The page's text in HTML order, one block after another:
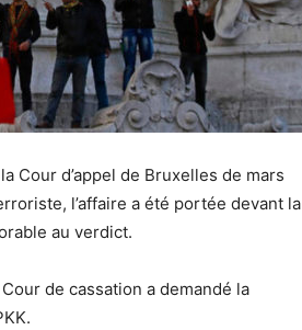
Cour d’appel de Bruxelles de mars
l’affaire a été portée devant la
au verdict.
de cassation a demandé la